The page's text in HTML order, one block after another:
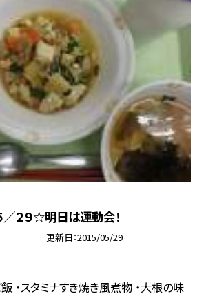
２９☆明日は運動会！
更新日 2015/05/29
・スタミナすき焼き風煮物 ・大根の味